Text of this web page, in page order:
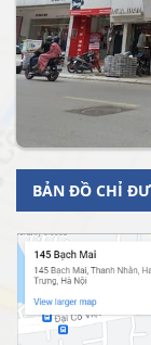
BẢN ĐỒ CHỈ